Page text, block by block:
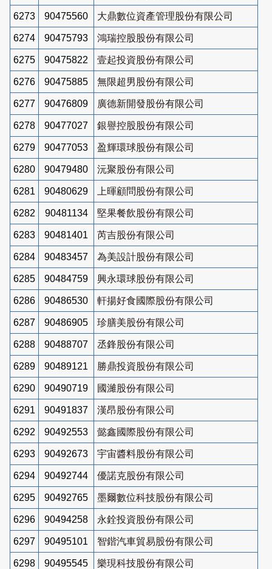
6273 90475560 大鼎數位資產管理股份有限公司
6274 90475793 鴻瑞控股股份有限公司
6275 90475822 壹起投資股份有限公司
6276 90475885 無限超男股份有限公司
6277 90476809 廣德新開發股份有限公司
6278 90477027 銀譽控股股份有限公司
6279 90477053 盈輝環球股份有限公司
6280 90479480 沅聚股份有限公司
6281 90480629 上暉顧問股份有限公司
6282 90481134 堅果餐飲股份有限公司
6283 90481401 芮吉股份有限公司
6284 90483457 為美設計股份有限公司
6285 90484759 興永環球股份有限公司
6286 90486530 軒揚好食國際股份有限公司
6287 90486905 珍膳美股份有限公司
6288 90488707 丞鋒股份有限公司
6289 90489121 勝鼎投資股份有限公司
6290 90490719 國濰股份有限公司
6291 90491837 漢昂股份有限公司
6292 90492553 懿鑫國際股份有限公司
6293 90492673 宇宙醬料股份有限公司
6294 90492744 優諾克股份有限公司
6295 90492765 墨爾數位科技股份有限公司
6296 90494258 永銓投資股份有限公司
6297 90495101 智鍇汽車貿易股份有限公司
6298 90495545 樂現科技股份有限公司